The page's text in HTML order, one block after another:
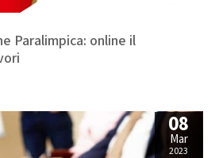
Paralimpica: online il
08
Mar
2023